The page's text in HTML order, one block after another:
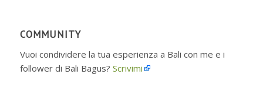
COMMUNITY
Vuoi condividere la tua esperienza a Bali con me e i
follower di Bali Bagus? Scrivimi